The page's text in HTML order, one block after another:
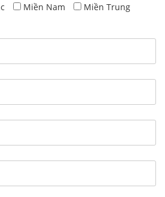
Miền Nam Miền Trung